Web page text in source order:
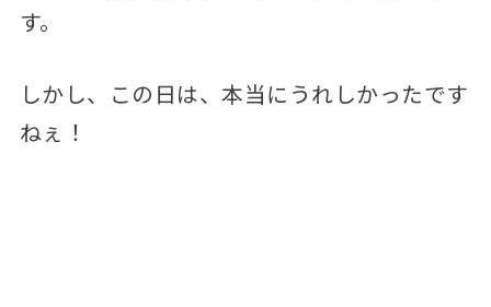
す。
しかし、この日は、本当にうれしかったです
ねぇ！